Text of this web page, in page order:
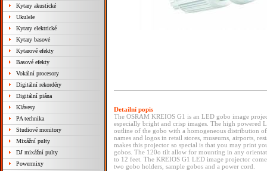
Kytary akustické
Ukulele
Kytary elektrické
Kytary basové
Kytarové efekty
Basové efekty
Vokální procesory
Digitální rekordéry
Digitální piána
Klávesy
PA technika
Studiové monitory
Mixážní pulty
DJ mixážní pulty
Powermixy
Detailní popis
The OSRAM KREIOS G1 is an LED gobo image
especially bright and crisp images. The high powered
outline of the gobo with a homogeneous distribution
names and logos in retail stores, museums, airports,
makes this projector so special is that you may print
gobos. The 120o tilt allow for mounting in any
to 12 feet. The KREIOS G1 LED image projector
two gobo holders, sample gobos and a power cord.